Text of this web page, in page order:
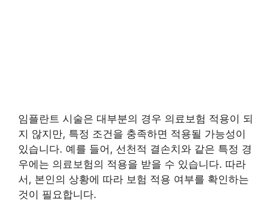
임플란트 시술은 대부분의 경우 의료보험 적용이 되
지 않지만, 특정 조건을 충족하면 적용될 가능성이
있습니다. 예를 들어, 선천적 결손치와 같은 특정 경
우에는 의료보험의 적용을 받을 수 있습니다. 따라
서, 본인의 상황에 따라 보험 적용 여부를 확인하는
것이 필요합니다.